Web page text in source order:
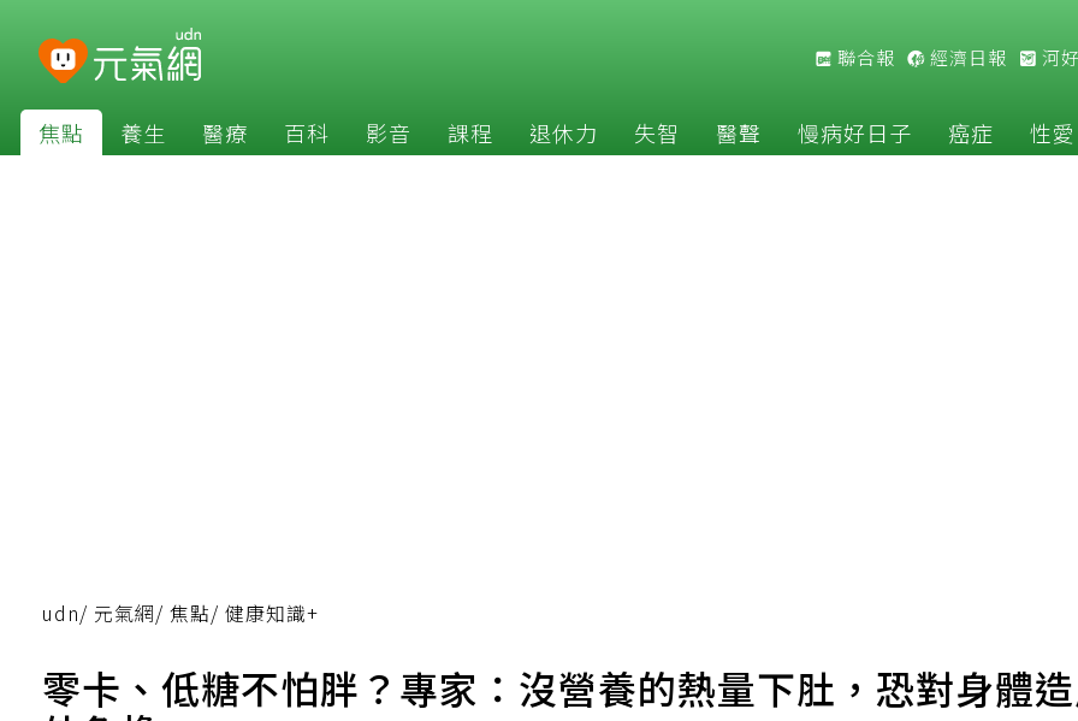
聯合報 經濟日報 河
焦點 養生 醫療 百科 影音 課程 退休力 失智 醫聲 慢病好日子 癌症 性愛
udn/ 元氣網/ 焦點/ 健康知識+
零卡、低糖不怕胖？專家：沒營養的熱量下肚，恐對身體